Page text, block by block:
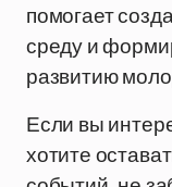
помогает
среду и
развитию
Если вы
хотите